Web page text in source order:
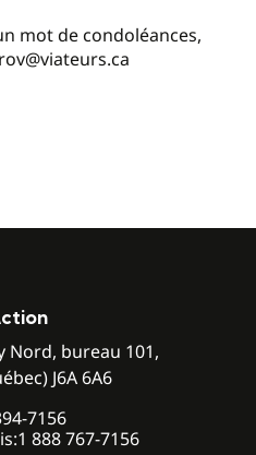
mot de condoléances,
Nord, bureau 101,
J6A 6A6
7156
1 888 767-7156